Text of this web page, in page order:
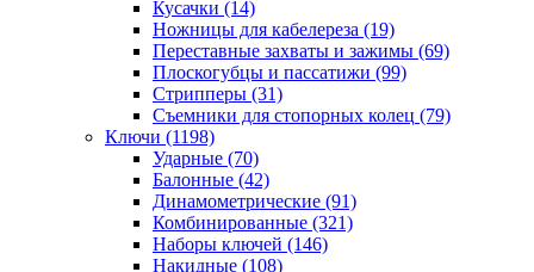
Кусачки (14)
Ножницы для кабелереза (19)
Переставные захваты и зажимы (69)
Плоскогубцы и пассатижи (99)
Стрипперы (31)
Съемники для стопорных колец (79)
Ключи (1198)
Ударные (70)
Балонные (42)
Динамометрические (91)
Комбинированные (321)
Наборы ключей (146)
Накидные (108)